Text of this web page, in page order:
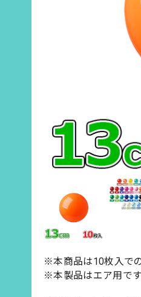
※本商品は10枚入で
※本製品はエア用で